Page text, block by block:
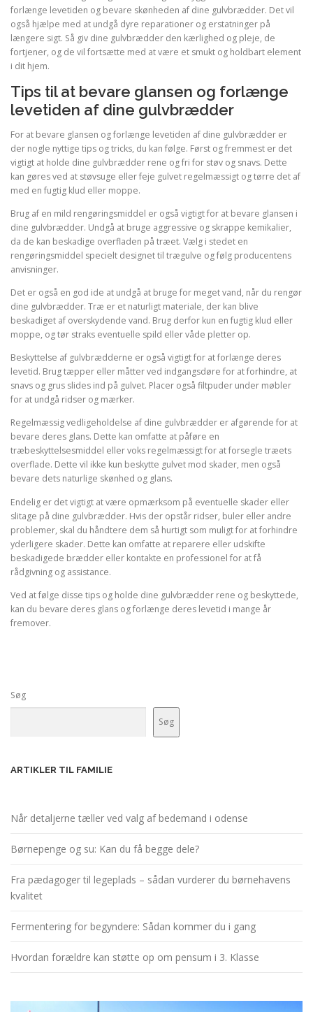
forlænge levetiden og bevare skønheden af dine gulvbrædder. Det vil
også hjælpe med at undgå dyre reparationer og erstatninger på
længere sigt. Så giv dine gulvbrædder den kærlighed og pleje, de
fortjener, og de vil fortsætte med at være et smukt og holdbart element
i dit hjem.
Tips til at bevare glansen og forlænge
levetiden af dine gulvbrædder
For at bevare glansen og forlænge levetiden af dine gulvbrædder er
der nogle nyttige tips og tricks, du kan følge. Først og fremmest er det
vigtigt at holde dine gulvbrædder rene og fri for støv og snavs. Dette
kan gøres ved at støvsuge eller feje gulvet regelmæssigt og tørre det af
med en fugtig klud eller moppe.
Brug af en mild rengøringsmiddel er også vigtigt for at bevare glansen i
dine gulvbrædder. Undgå at bruge aggressive og skrappe kemikalier,
da de kan beskadige overfladen på træet. Vælg i stedet en
rengøringsmiddel specielt designet til trægulve og følg producentens
anvisninger.
Det er også en god ide at undgå at bruge for meget vand, når du rengør
dine gulvbrædder. Træ er et naturligt materiale, der kan blive
beskadiget af overskydende vand. Brug derfor kun en fugtig klud eller
moppe, og tør straks eventuelle spild eller våde pletter op.
Beskyttelse af gulvbrædderne er også vigtigt for at forlænge deres
levetid. Brug tæpper eller måtter ved indgangsdøre for at forhindre, at
snavs og grus slides ind på gulvet. Placer også filtpuder under møbler
for at undgå ridser og mærker.
Regelmæssig vedligeholdelse af dine gulvbrædder er afgørende for at
bevare deres glans. Dette kan omfatte at påføre en
træbeskyttelsesmiddel eller voks regelmæssigt for at forsegle træets
overflade. Dette vil ikke kun beskytte gulvet mod skader, men også
bevare dets naturlige skønhed og glans.
Endelig er det vigtigt at være opmærksom på eventuelle skader eller
slitage på dine gulvbrædder. Hvis der opstår ridser, buler eller andre
problemer, skal du håndtere dem så hurtigt som muligt for at forhindre
yderligere skader. Dette kan omfatte at reparere eller udskifte
beskadigede brædder eller kontakte en professionel for at få
rådgivning og assistance.
Ved at følge disse tips og holde dine gulvbrædder rene og beskyttede,
kan du bevare deres glans og forlænge deres levetid i mange år
fremover.
Søg
Søg
ARTIKLER TIL FAMILIE
Når detaljerne tæller ved valg af bedemand i odense
Børnepenge og su: Kan du få begge dele?
Fra pædagoger til legeplads – sådan vurderer du børnehavens
kvalitet
Fermentering for begyndere: Sådan kommer du i gang
Hvordan forældre kan støtte op om pensum i 3. Klasse